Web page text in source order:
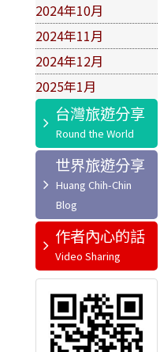
2024年10月
2024年11月
2024年12月
2025年1月
台灣旅遊分享
世界旅遊分享
作者內心的話